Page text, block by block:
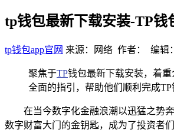
tp钱包最新下载安装-TP钱
tp钱包app官网 来源：网络 作者： 编辑
聚焦于TP钱包最新下载安装，着
全面的指引，帮助他们顺利完成
在当今数字化金融浪潮以迅猛之势
数字财富大门的金钥匙，成为了投资者